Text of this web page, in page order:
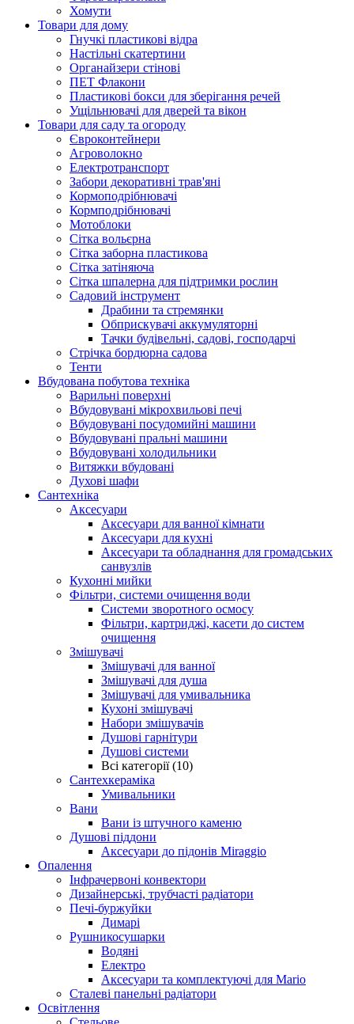
Хомути
Товари для дому
Гнучкі пластикові відра
Настільні скатертини
Органайзери стінові
ПЕТ Флакони
Пластикові бокси для зберігання речей
Ущільнювачі для дверей та вікон
Товари для саду та огороду
Євроконтейнери
Агроволокно
Електротранспорт
Забори декоративні трав'яні
Кормоподрібнювачі
Кормподрібнювачі
Мотоблоки
Сітка вольєрна
Сітка заборна пластикова
Сітка затіняюча
Сітка шпалерна для підтримки рослин
Садовий інструмент
Драбини та стремянки
Обприскувачі аккумуляторні
Тачки будівельні, садові, господарчі
Стрічка бордюрна садова
Тенти
Вбудована побутова техніка
Варильні поверхні
Вбудовувані мікрохвильові печі
Вбудовувані посудомийні машини
Вбудовувані пральні машини
Вбудовувані холодильники
Витяжки вбудовані
Духові шафи
Сантехніка
Аксесуари
Аксесуари для ванної кімнати
Аксесуари для кухні
Аксесуари та обладнання для громадських
санвузлів
Кухонні мийки
Фільтри, системи очищення води
Системи зворотного осмосу
Фільтри, картриджі, касети до систем
очищення
Змішувачі
Змішувачі для ванної
Змішувачі для душа
Змішувачі для умивальника
Кухоні змішувачі
Набори змішувачів
Душові гарнітури
Душові системи
Всі категорії (10)
Сантехкераміка
Умивальники
Вани
Вани із штучного каменю
Душові піддони
Аксесуари до підонів Miraggio
Опалення
Інфрачервоні конвектори
Дизайнерські, трубчасті радіатори
Печі-буржуйки
Димарі
Рушникосушарки
Водяні
Електро
Аксесуари та комплектуючі для Mario
Сталеві панельні радіатори
Освітлення